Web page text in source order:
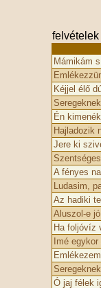
Mámikám
Kéjjel élő
Én
Hajladozik
Jere ki
A fényes
Ludasim,
Az hadiki
Aluszol-e
Ha foljóvíz
Imé
Ó jaj félek